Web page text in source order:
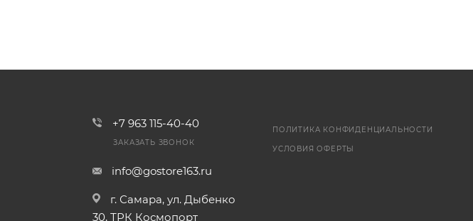
+7 963 115-40-40
ЗАКАЗАТЬ ЗВОНОК
info@gostore163.ru
г. Самара, ул. Дыбенко
30, ТРК Космопорт
ПОЛИТИКА КОНФИДЕНЦИАЛЬНОСТИ
УСЛОВИЯ ОФЕРТЫ